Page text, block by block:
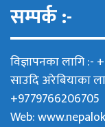
सम्पर्क :-
विज्ञापनका लागि :-
साउदि अरेबियाका
+9779766206705
Web: